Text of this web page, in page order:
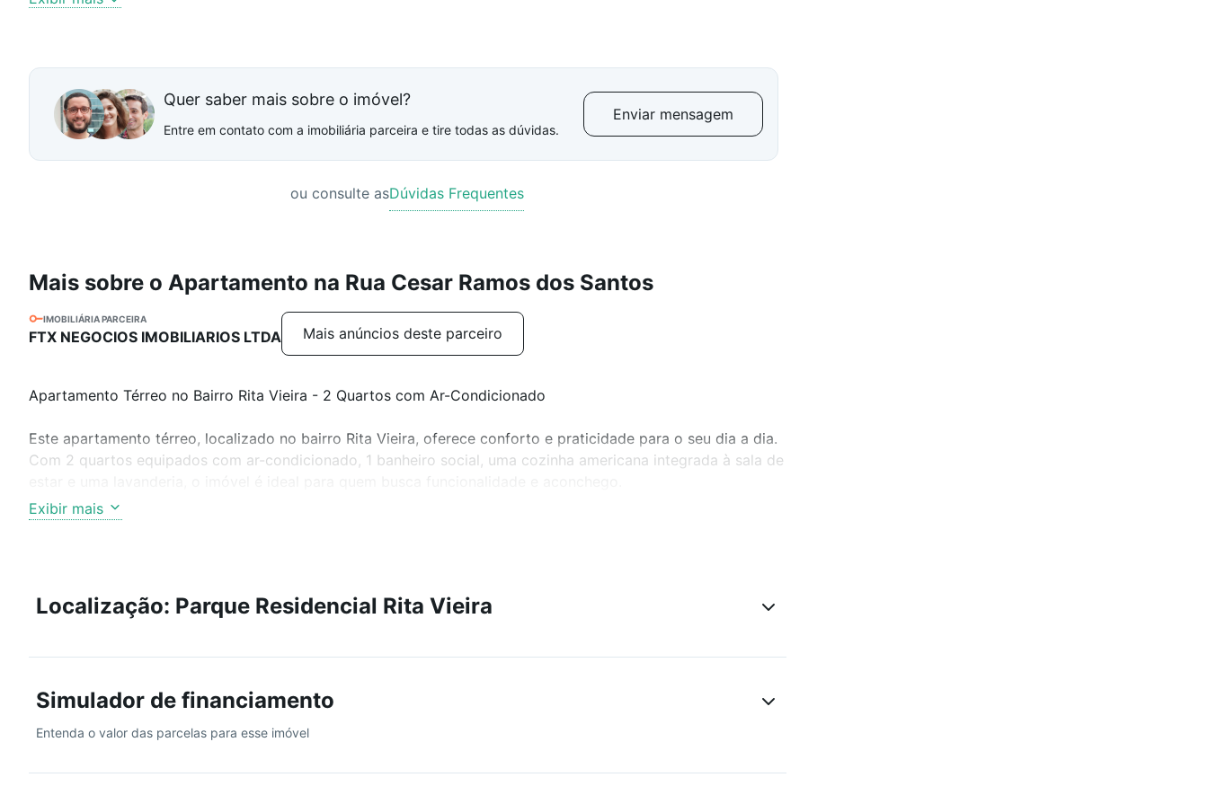
Quer saber mais sobre o imóvel?
Entre em contato com a imobiliária parceira e tire todas as dúvidas.
Enviar mensagem
ou consulte asDúvidas Frequentes
Mais sobre o Apartamento na Rua Cesar Ramos dos Santos
IMOBILIÁRIA PARCEIRA
FTX NEGOCIOS IMOBILIARIOS LTDA Mais anúncios deste parceiro
Apartamento Térreo no Bairro Rita Vieira - 2 Quartos com Ar-Condicionado
Este apartamento térreo, localizado no bairro Rita Vieira, oferece conforto e praticidade para o seu dia a dia.
Com 2 quartos equipados com ar-condicionado, 1 banheiro social, uma cozinha americana integrada à sala de
O condomínio oferece uma excelente área de lazer, com playground, piscinas infantil e adulto, salão de festas
Venha conhecer este apartamento que pode ser o novo lar que você procura!
Exibir mais
Localização: Parque Residencial Rita Vieira
Simulador de financiamento
Entenda o valor das parcelas para esse imóvel